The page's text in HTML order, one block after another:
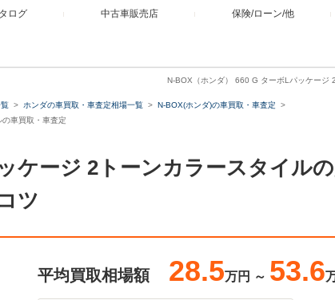
ログ 中古車販売店 保険/ローン/他
N-BOX（ホンダ） 660 G ターボLパッケージ
ホンダの車買取・車査定相場一覧
N-BOX(ホンダ)の車買取・車査定
車買取・車査定
ケージ 2トーンカラースタイル
ツ
平均買取相場額 28.5万円 ～ 53.6